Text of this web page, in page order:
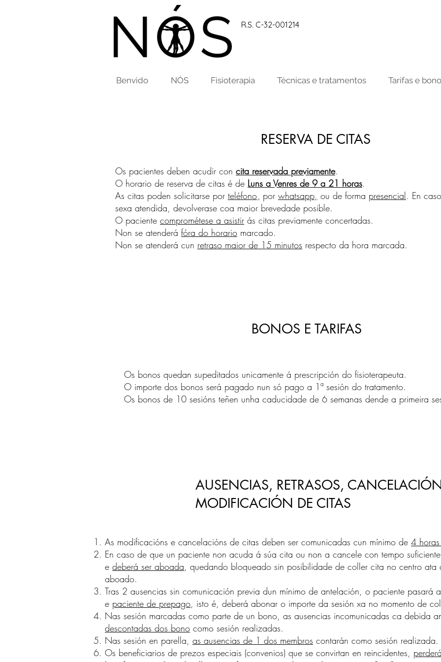
R.S. C-32-001214
Benvido NÓS Fisioterapia Técnicas e tratamentos Tarifas e
RESERVA DE CITAS
Os pacientes deben acudir con cita reservada previamente.
O horario de reserva de citas é de Luns a Venres de 9 a 21 horas.
As citas poden solicitarse por teléfono, por whatsapp, ou de forma presencial. En
sexa atendida, devolverase coa maior brevedade posible.
O paciente comprométese a asistir ás citas previamente concertadas.
Non se atenderá fóra do horario marcado.
Non se atenderá cun retraso maior de 15 minutos respecto da hora marcada.
BONOS E TARIFAS
Os bonos quedan supeditados unicamente á prescripción do fisioterapeuta.
O importe dos bonos será pagado nun só pago a 1ª sesión do tratamento.
Os bonos de 10 sesións teñen unha caducidade de 6 semanas dende a primeira
AUSENCIAS, RETRASOS,
MODIFICACIÓN DE CITAS
As modificacións e cancelacións de citas deben ser comunicadas cun mínimo de 4
En caso de que un paciente non acuda á súa cita ou non a cancele con tempo
e deberá ser aboada, quedando bloqueado sin posibilidade de coller cita no centro ata
aboado.
Tras 2 ausencias sin comunicación previa dun mínimo de antelación, o paciente pasará
e paciente de prepago, isto é, deberá abonar o importe da sesión xa no momento de
Nas sesión marcadas como parte de un bono, as ausencias incomunicadas ca debida
descontadas dos bono como sesión realizadas.
Nas sesión en parella, as ausencias de 1 dos membros contarán como sesión realizada.
Os beneficiarios de prezos especiais (convenios) que se convirtan en reincidentes,